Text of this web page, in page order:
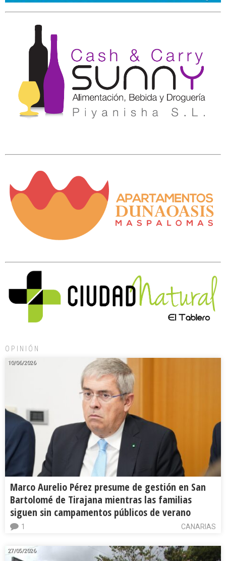
OPINIÓN
10/06/2026
Marco Aurelio Pérez presume de gestión en San
Bartolomé de Tirajana mientras las familias
siguen sin campamentos públicos de verano
CANARIAS
1
27/05/2026